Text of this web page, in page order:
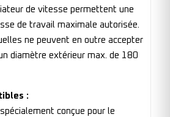
de vitesse permettent une
de travail maximale autorisée.
ne peuvent en outre accepter
diamètre extérieur max. de 180
:
conçue pour le